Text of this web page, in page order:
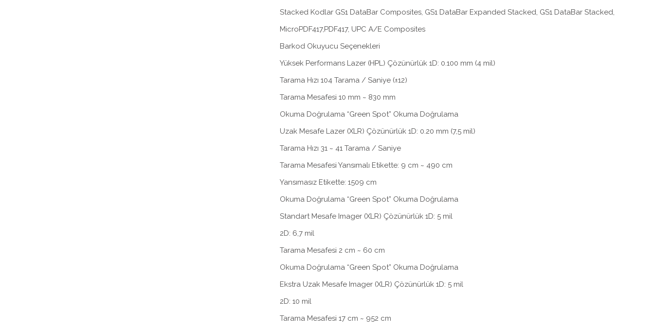
Stacked Kodlar GS1 DataBar Composites, GS1 DataBar Expanded Stacked, GS1 DataBar Stacked,
MicroPDF417,PDF417, UPC A/E Composites
Barkod Okuyucu Seçenekleri
Yüksek Performans Lazer (HPL) Çözünürlük 1D: 0.100 mm (4 mil)
Tarama Hızı 104 Tarama / Saniye (±12)
Tarama Mesafesi 10 mm ~ 830 mm
Okuma Doğrulama “Green Spot” Okuma Doğrulama
Uzak Mesafe Lazer (XLR) Çözünürlük 1D: 0.20 mm (7,5 mil)
Tarama Hızı 31 ~ 41 Tarama / Saniye
Tarama Mesafesi Yansımalı Etikette: 9 cm ~ 490 cm
Yansımasız Etikette: 1509 cm
Okuma Doğrulama “Green Spot” Okuma Doğrulama
Standart Mesafe Imager (XLR) Çözünürlük 1D: 5 mil
2D: 6,7 mil
Tarama Mesafesi 2 cm ~ 60 cm
Okuma Doğrulama “Green Spot” Okuma Doğrulama
Ekstra Uzak Mesafe Imager (XLR) Çözünürlük 1D: 5 mil
2D: 10 mil
Tarama Mesafesi 17 cm ~ 952 cm